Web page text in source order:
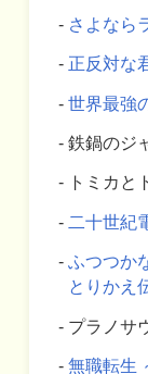
さよなら
正反対な
世界最強
鉄鍋のジ
トミカと
二十世紀
ふつつか
とりかえ
プラノサ
無職転生